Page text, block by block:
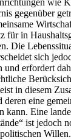
wie
gegenüber
für in
Die
sich
und erfordert
in diesem
deren eine
kann. Eine
ist jedoch
Willen.